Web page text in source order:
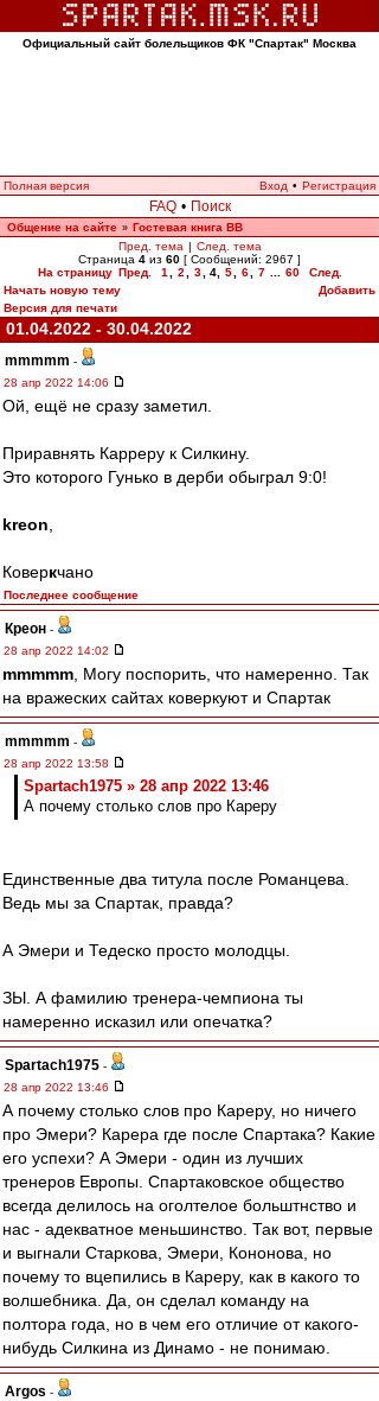
Официальный сайт болельщиков ФК "Спартак" Москва
Полная версия Вход • Регистрация
FAQ • Поиск
Общение на сайте » Гостевая книга ВВ
Пред. тема | След. тема
Страница 4 из 60 [ Сообщений: 2967 ]
На страницу Пред. 1 2 3 4, 5 6 7 60
След.
Начать новую тему
Добавить
Версия для печати
01.04.2022 - 30.04.2022
mmmmm -
28 апр 2022 14:06
Ой, ещё не сразу заметил.
Приравнять Карреру к Силкину.
Это которого Гунько в дерби обыграл 9:0!
kreon
Коверкчано
Последнее сообщение
Креон -
28 апр 2022 14:02
mmmmm , Могу поспорить, что намеренно. Так
на вражеских сайтах коверкуют и Спартак
mmmmm -
28 апр 2022 13:58
Spartach1975 » 28 апр 2022 13:46
А почему столько слов про Кареру
Единственные два титула после Романцева.
Ведь мы за Спартак, правда?
А Эмери и Тедеско просто молодцы.
ЗЫ. А фамилию тренера-чемпиона ты
намеренно исказил или опечатка?
Spartach1975 -
28 апр 2022 13:46
А почему столько слов про Кареру, но ничего
про Эмери? Карера где после Спартака? Какие
его успехи? А Эмери - один из лучших
тренеров Европы. Спартаковское общество
всегда делилось на оголтелое больштнство и
нас - адекватное меньшинство. Так вот, первые
и выгнали Старкова, Эмери, Кононова, но
почему то вцепились в Кареру, как в какого то
волшебника. Да, он сделал команду на
полтора года, но в чем его отличие от какого-
нибудь Силкина из Динамо - не понимаю.
Argos -